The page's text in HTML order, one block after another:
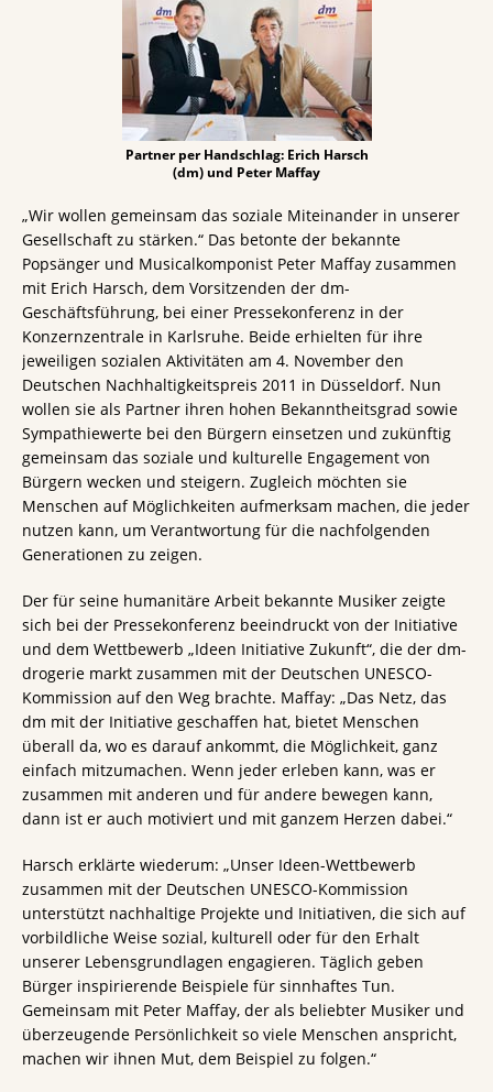
Partner per Handschlag: Erich Harsch
(dm) und Peter Maffay
„Wir wollen gemeinsam das soziale Miteinander in unserer
Gesellschaft zu stärken.“ Das betonte der bekannte
Popsänger und Musicalkomponist Peter Maffay zusammen
mit Erich Harsch, dem Vorsitzenden der dm-
Geschäftsführung, bei einer Pressekonferenz in der
Konzernzentrale in Karlsruhe. Beide erhielten für ihre
jeweiligen sozialen Aktivitäten am 4. November den
Deutschen Nachhaltigkeitspreis 2011 in Düsseldorf. Nun
wollen sie als Partner ihren hohen Bekanntheitsgrad sowie
Sympathiewerte bei den Bürgern einsetzen und zukünftig
gemeinsam das soziale und kulturelle Engagement von
Bürgern wecken und steigern. Zugleich möchten sie
Menschen auf Möglichkeiten aufmerksam machen, die jeder
nutzen kann, um Verantwortung für die nachfolgenden
Generationen zu zeigen.
Der für seine humanitäre Arbeit bekannte Musiker zeigte
sich bei der Pressekonferenz beeindruckt von der Initiative
und dem Wettbewerb „Ideen Initiative Zukunft“, die der dm-
drogerie markt zusammen mit der Deutschen UNESCO-
Kommission auf den Weg brachte. Maffay: „Das Netz, das
dm mit der Initiative geschaffen hat, bietet Menschen
überall da, wo es darauf ankommt, die Möglichkeit, ganz
einfach mitzumachen. Wenn jeder erleben kann, was er
zusammen mit anderen und für andere bewegen kann,
dann ist er auch motiviert und mit ganzem Herzen dabei.“
Harsch erklärte wiederum: „Unser Ideen-Wettbewerb
zusammen mit der Deutschen UNESCO-Kommission
unterstützt nachhaltige Projekte und Initiativen, die sich auf
vorbildliche Weise sozial, kulturell oder für den Erhalt
unserer Lebensgrundlagen engagieren. Täglich geben
Bürger inspirierende Beispiele für sinnhaftes Tun.
Gemeinsam mit Peter Maffay, der als beliebter Musiker und
überzeugende Persönlichkeit so viele Menschen anspricht,
machen wir ihnen Mut, dem Beispiel zu folgen.“